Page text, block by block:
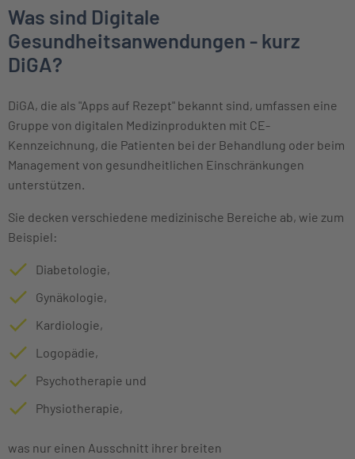
Was sind Digitale
Gesundheitsanwendungen - kurz
DiGA?
DiGA, die als "Apps auf Rezept" bekannt sind, umfassen eine
Gruppe von digitalen Medizinprodukten mit CE-
Kennzeichnung, die Patienten bei der Behandlung oder beim
Management von gesundheitlichen Einschränkungen
unterstützen.
Sie decken verschiedene medizinische Bereiche ab, wie zum
Beispiel:
Diabetologie,
Gynäkologie,
Kardiologie,
Logopädie,
Psychotherapie und
Physiotherapie,
was nur einen Ausschnitt ihrer breiten